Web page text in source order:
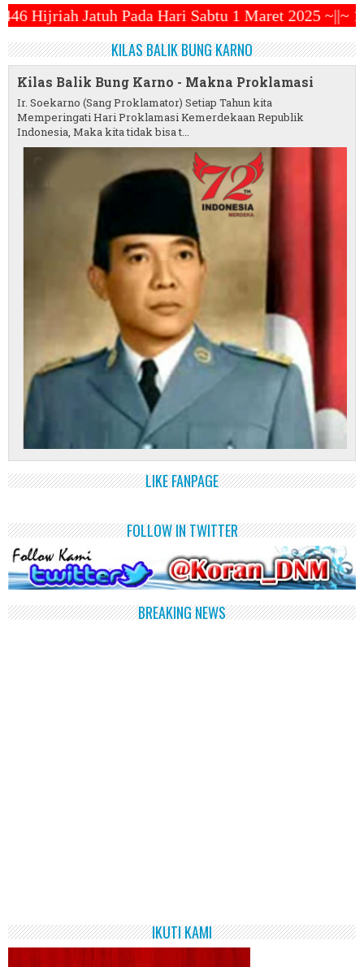
Sabtu 1 Maret 2025 ~||~ 1 Syawal Jatuh
KILAS BALIK BUNG KARNO
Kilas Balik Bung Karno - Makna Proklamasi
Ir. Soekarno (Sang Proklamator) Setiap Tahun kita
Memperingati Hari Proklamasi Kemerdekaan Republik
Indonesia, Maka kita tidak bisa t...
LIKE FANPAGE
FOLLOW IN TWITTER
BREAKING NEWS
IKUTI KAMI